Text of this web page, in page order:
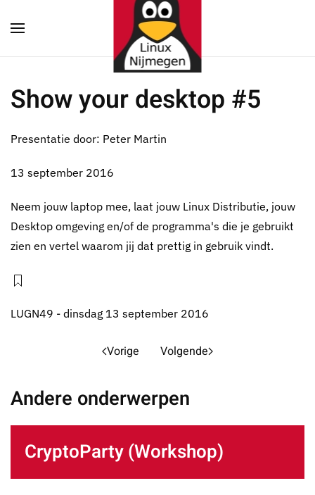
Terug naar hoofdinhoud
Show your desktop #5
Presentatie door: Peter Martin
13 september 2016
Neem jouw laptop mee, laat jouw Linux Distributie, jouw
Desktop omgeving en/of de programma's die je gebruikt
zien en vertel waarom jij dat prettig in gebruik vindt.
LUGN49 - dinsdag 13 september 2016
Vorige Volgende
Andere onderwerpen
CryptoParty (Workshop)